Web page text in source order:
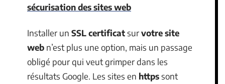
sécurisation des sites web
Installer un SSL certificatsurvotre site
web n’est plus une option, mais un passage
obligé pour qui veut grimper dans les
résultats Google. Les sites en httpssont